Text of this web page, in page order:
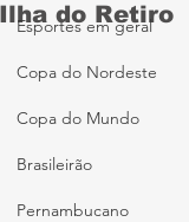
Esportes em geral
Copa do Nordeste
Copa do Mundo
Brasileirão
Pernambucano
Ilha do Retiro